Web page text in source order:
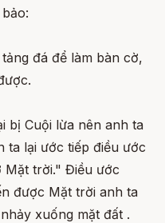
đá để làm bàn cờ,
bị Cuội lừa nên anh ta
ta lại ước tiếp điều ước
Mặt trời." Điều ước
được Mặt trời anh ta
xuống mặt đất .